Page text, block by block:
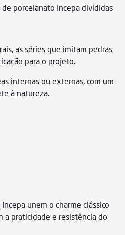
de porcelanato Incepa divididas
as séries que imitam pedras
para o projeto.
internas ou externas, com um
à natureza.
unem o charme clássico
a praticidade e resistência do